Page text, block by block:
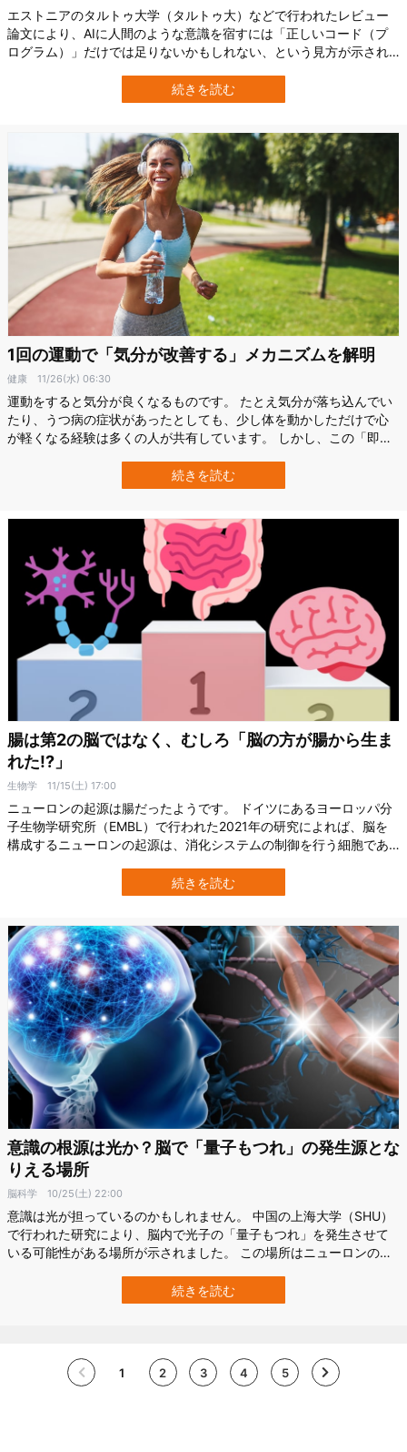
エストニアのタルトゥ大学（タルトゥ大）などで行われたレビュー
論文により、AIに人間のような意識を宿すには「正しいコード（プ
ログラム）」だけでは足りないかもしれない、という見方が示され
ち意識も芽生えると想像します。 しかし研究者らは、脳の計算は
「意識のソフト」や「意識のハード」をきれいに切り分けられるデ
続きを読む
1回の運動で「気分が改善する」メカニズムを解明
健康 11/26(水) 06:30
運動をすると気分が良くなるものです。 たとえ気分が落ち込んでい
たり、うつ病の症状があったとしても、少し体を動かしただけで心
が軽くなる経験は多くの人が共有しています。 しかし、この「即座
れまで明確になっていませんでした。 香港理工大学（PolyU）の研
究チームは、たった1回の運動が脳の特定の神経細胞を活性化し、気
続きを読む
腸は第2の脳ではなく、むしろ「脳の方が腸から生ま
れた!?」
生物学 11/15(土) 17:00
ニューロンの起源は腸だったようです。 ドイツにあるヨーロッパ分
子生物学研究所（EMBL）で行われた2021年の研究によれば、脳を
構成するニューロンの起源は、消化システムの制御を行う細胞であ
脳との関係の深さから「腸は第2の脳」と言われるようになりました
が、逆でした。 研究によれば、ニューロンの原形となる細胞は最初
続きを読む
意識の根源は光か？脳で「量子もつれ」の発生源とな
りえる場所
脳科学 10/25(土) 22:00
意識は光が担っているのかもしれません。 中国の上海大学（SHU）
で行われた研究により、脳内で光子の「量子もつれ」を発生させて
いる可能性がある場所が示されました。 この場所はニューロンの長
た量子もつれ状態の光子が、脳全体を同期させる量子通信を実現し
ている可能性が示されました。 脳活動が、不思議な量子世界の光子
続きを読む
1 2 3 4 5